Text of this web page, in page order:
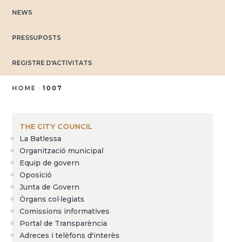
NEWS
PRESSUPOSTS
REGISTRE D'ACTIVITATS
HOME 1007
THE CITY COUNCIL
La Batlessa
Organització municipal
Equip de govern
Oposició
Junta de Govern
Òrgans col·legiats
Comissions informatives
Portal de Transparència
Adreces i telèfons d'interès